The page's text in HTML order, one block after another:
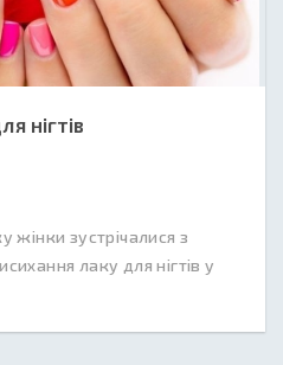
нігтів
жінки зустрічалися з
лаку для нігтів у